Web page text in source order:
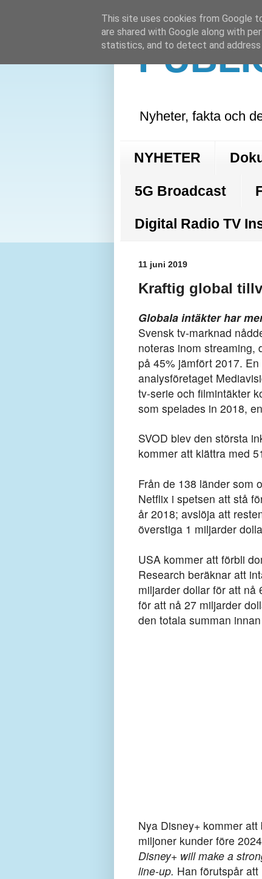
Nyheter, fakta och
NYHETER
5G Broadcast
Digital Radio TV
11 juni 2019
Kraftig global
Globala intäkter har
Svensk tv-marknad
noteras inom streaming,
på 45% jämfört 2017.
analysföretaget
tv-serie och filmintäkter
som spelades in 2018,
SVOD blev den största
kommer att klättra med
Från de 138 länder som
Netflix i spetsen att stå
år 2018; avslöja att
överstiga 1 miljarder
USA kommer att förbli
Research beräknar att
miljarder dollar för att nå
för att nå 27 miljarder
den totala summan
Nya Disney+ kommer
miljoner kunder före
Disney+ will make a
line-up. Han förutspår
This site uses cookies from Google
are shared with Google along with
statistics, and to detect and address